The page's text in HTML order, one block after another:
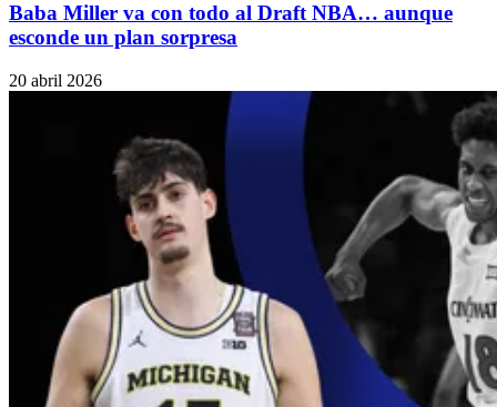
Baba Miller va con todo al Draft NBA… aunque
esconde un plan sorpresa
20 abril 2026